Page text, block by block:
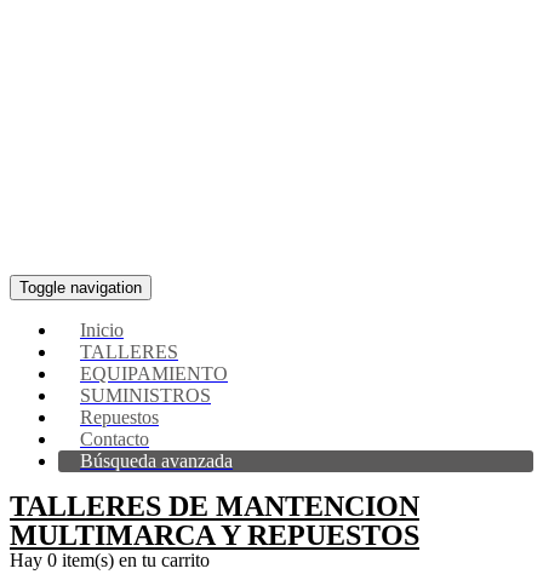
Toggle navigation
Inicio
TALLERES
EQUIPAMIENTO
SUMINISTROS
Repuestos
Contacto
Búsqueda avanzada
TALLERES DE MANTENCION
MULTIMARCA Y REPUESTOS
Hay 0 item(s) en tu carrito